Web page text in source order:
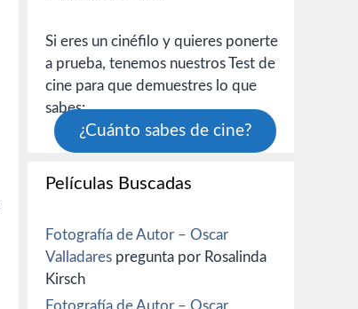
Si eres un cinéfilo y quieres ponerte
a prueba, tenemos nuestros Test de
cine para que demuestres lo que
sabes:
¿Cuánto sabes de cine?
Películas Buscadas
Fotografía de Autor – Oscar
Valladares pregunta por Rosalinda
Kirsch
Fotografía de Autor – Oscar